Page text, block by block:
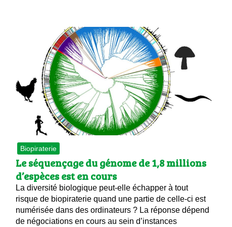
Biopiraterie
Le séquençage du génome de 1,8 millions
d’espèces est en cours
La diversité biologique peut-elle échapper à tout
risque de biopiraterie quand une partie de celle-ci est
numérisée dans des ordinateurs ? La réponse dépend
de négociations en cours au sein d’instances